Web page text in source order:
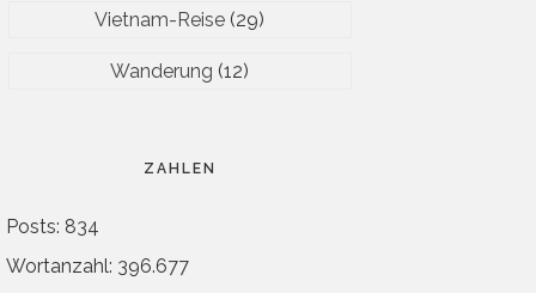
Vietnam-Reise (29)
Wanderung (12)
ZAHLEN
Posts: 834
Wortanzahl: 396.677